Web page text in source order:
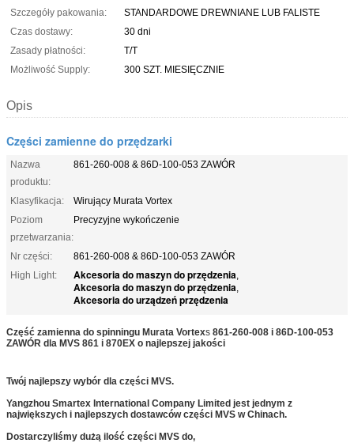
Szczegóły pakowania:
STANDARDOWE DREWNIANE LUB FALISTE
Czas dostawy:
30 dni
Zasady płatności:
T/T
Możliwość Supply:
300 SZT. MIESIĘCZNIE
Opis
Części zamienne do przędzarki
Nazwa
produktu:
861-260-008 & 86D-100-053 ZAWÓR
Klasyfikacja:
Wirujący Murata Vortex
Poziom
przetwarzania:
Precyzyjne wykończenie
Nr części:
861-260-008 & 86D-100-053 ZAWÓR
High Light:
Akcesoria do maszyn do przędzenia,
Akcesoria do maszyn do przędzenia,
Akcesoria do urządzeń przędzenia
Część zamienna do spinningu Murata Vortexs 861-260-008 i 86D-100-053
ZAWÓR dla MVS 861 i 870EX o najlepszej jakości
Twój najlepszy wybór dla części MVS.
Yangzhou Smartex International Company Limited jest jednym z
największych i najlepszych dostawców części MVS w Chinach.
Dostarczyliśmy dużą ilość części MVS do,